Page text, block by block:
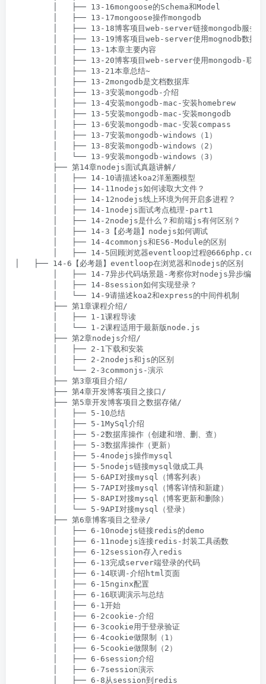
        │   ├── 13-16mongoose的Schema和Model
        │   ├── 13-17mongoose操作mongodb
        │   ├── 13-18博客项目web-server链接mongodb服务端
        │   ├── 13-19博客项目web-server使用mognodb数据库
        │   ├── 13-1本章主要内容
│   ├── 13-20博客项目web-server使用mongodb-联调
        │   ├── 13-21本章总结~
        │   ├── 13-2mongodb是文档数据库
        │   ├── 13-3安装mongodb-介绍
        │   ├── 13-4安装mongodb-mac-安装homebrew
        │   ├── 13-5安装mongodb-mac-安装mongodb
        │   ├── 13-6安装mongodb-mac-安装compass
        │   ├── 13-7安装mongodb-windows（1）
        │   ├── 13-8安装mongodb-windows（2）
        │   └── 13-9安装mongodb-windows（3）
        ├── 第14章nodejs面试真题讲解/
        │   ├── 14-10请描述koa2洋葱圈模型
        │   ├── 14-11nodejs如何读取大文件？
        │   ├── 14-12nodejs线上环境为何开启多进程？
        │   ├── 14-1nodejs面试考点梳理-part1
        │   ├── 14-2nodejs是什么？和前端js有何区别？
        │   ├── 14-3【必考题】nodejs如何调试
        │   ├── 14-4commonjs和ES6-Module的区别
        │   ├── 14-5回顾浏览器eventloop过程@666php.com
│   ├── 14-6【必考题】eventloop在浏览器和nodejs的区别
│   ├── 14-7异步代码场景题-考察你对nodejs异步编程
        │   ├── 14-8session如何实现登录？
        │   └── 14-9请描述koa2和express的中间件机制
        ├── 第1章课程介绍/
        │   ├── 1-1课程导读
        │   └── 1-2课程适用于最新版node.js
        ├── 第2章nodejs介绍/
        │   ├── 2-1下载和安装
        │   ├── 2-2nodejs和js的区别
        │   └── 2-3commonjs-演示
        ├── 第3章项目介绍/
        ├── 第4章开发博客项目之接口/
        ├── 第5章开发博客项目之数据存储/
        │   ├── 5-10总结
        │   ├── 5-1MySql介绍
        │   ├── 5-2数据库操作（创建和增、删、查）
        │   ├── 5-3数据库操作（更新）
        │   ├── 5-4nodejs操作mysql
        │   ├── 5-5nodejs链接mysql做成工具
        │   ├── 5-6API对接mysql（博客列表）
        │   ├── 5-7API对接mysql（博客详情和新建）
        │   ├── 5-8API对接mysql（博客更新和删除）
        │   └── 5-9API对接mysql（登录）
        ├── 第6章博客项目之登录/
        │   ├── 6-10nodejs链接redis的demo
        │   ├── 6-11nodejs连接redis-封装工具函数
        │   ├── 6-12session存入redis
        │   ├── 6-13完成server端登录的代码
        │   ├── 6-14联调-介绍html页面
        │   ├── 6-15nginx配置
        │   ├── 6-16联调演示与总结
        │   ├── 6-1开始
        │   ├── 6-2cookie-介绍
        │   ├── 6-3cookie用于登录验证
        │   ├── 6-4cookie做限制（1）
        │   ├── 6-5cookie做限制（2）
        │   ├── 6-6session介绍
        │   ├── 6-7session演示
        │   ├── 6-8从session到redis